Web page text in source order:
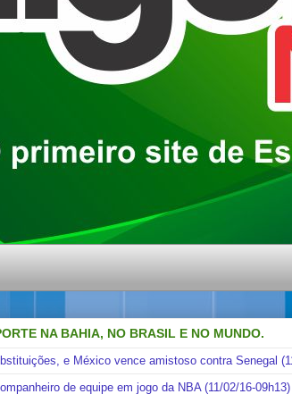
DE
NA BAHIA, NO BRASIL E NO MUNDO.
e México vence amistoso contra Senegal
de equipe em jogo da NBA (11/02/16-09h13)